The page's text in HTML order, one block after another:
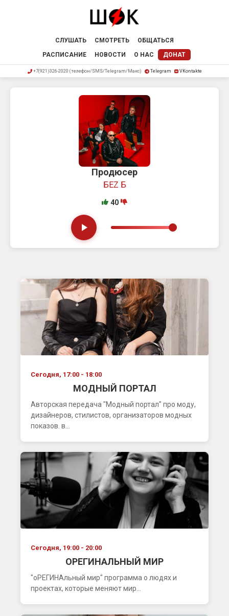
СЛУШАТЬ СМОТРЕТЬ
ОБЩАТЬСЯ
РАСПИСАНИЕ
НОВОСТИ О НАС ДОНАТ
+7(921)326-2020 (телефон/SMS/Telegram/Макс) Telegram VKontakte
Продюсер
БЕZ Б
40
Сегодня, 17:00 - 18:00
МОДНЫЙ ПОРТАЛ
Авторская передача "Модный портал" про моду,
дизайнеров, стилистов, организаторов модных
показов. в...
Сегодня, 19:00 - 20:00
ОРЕГИНАЛЬНЫЙ МИР
"оРЕГИНАльный мир" программа о людях и
проектах, которые меняют мир...